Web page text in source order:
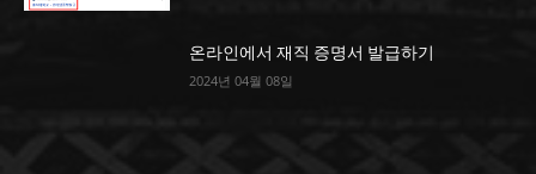
온라인에서 재직 증명서 발급하기
2024년 04월 08일